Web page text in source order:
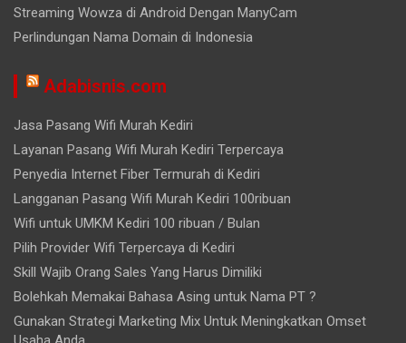
Streaming Wowza di Android Dengan ManyCam
Perlindungan Nama Domain di Indonesia
Adabisnis.com
Jasa Pasang Wifi Murah Kediri
Layanan Pasang Wifi Murah Kediri Terpercaya
Penyedia Internet Fiber Termurah di Kediri
Langganan Pasang Wifi Murah Kediri 100ribuan
Wifi untuk UMKM Kediri 100 ribuan / Bulan
Pilih Provider Wifi Terpercaya di Kediri
Skill Wajib Orang Sales Yang Harus Dimiliki
Bolehkah Memakai Bahasa Asing untuk Nama PT ?
Gunakan Strategi Marketing Mix Untuk Meningkatkan Omset